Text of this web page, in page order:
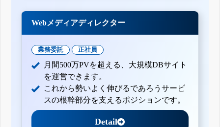
Webメディアディレクター
業務委託 正社員
月間500万PVを超える、大規模DBサイト
を運営できます。
これから勢いよく伸びるであろうサービ
スの根幹部分を支えるポジションです。
Detail